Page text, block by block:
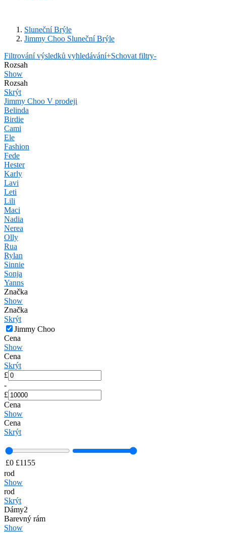
Sluneční Brýle
Jimmy Choo Sluneční Brýle
Filtrování výsledků vyhledávání+Schovat filtry-
Rozsah
Show
Rozsah
Skrýt
Jimmy Choo V prodeji
Belinda
Birdie
Cami
Ele
Fashion
Fede
Hester
Karly
Lavi
Leti
Lili
Maci
Nadia
Nerea
Olly
Rua
Rylan
Sinnie
Sonja
Yanns
Značka
Show
Značka
Skrýt
Jimmy Choo
Cena
Show
Cena
Skrýt
£
-
£
Cena
Show
Cena
Skrýt
£0 £1155
rod
Show
rod
Skrýt
Dámy2
Barevný rám
Show